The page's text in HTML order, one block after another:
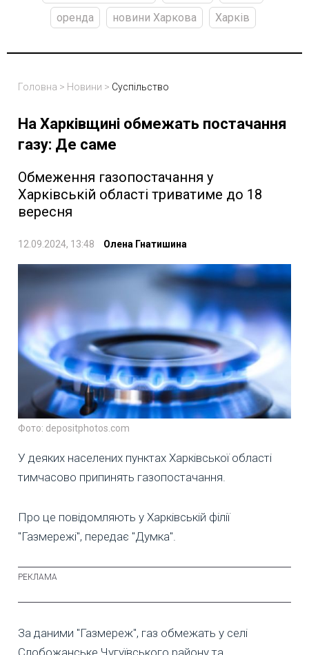
оренда
новини Харкова Харків
Головна > Новини > Суспільство
На Харківщині обмежать постачання
газу: Де саме
Обмеження газопостачання у
Харківській області триватиме до 18
вересня
12.09.2024, 13:48 Олена Гнатишина
Фото: depositphotos.com
У деяких населених пунктах Харківської області
тимчасово припинять газопостачання.
Про це повідомляють у Харківській філії
"Газмережі", передає "Думка".
За даними "Газмереж", газ обмежать у селі
Слобожанське Чугуївського району та